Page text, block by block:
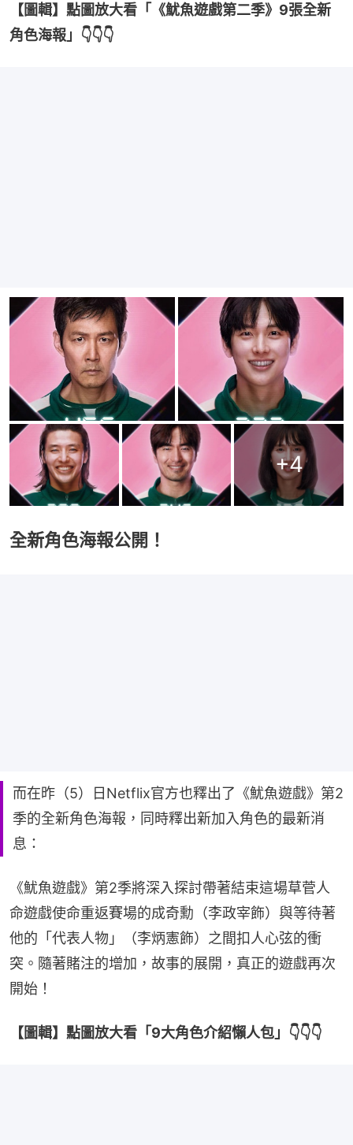
【圖輯】點圖放大看「《魷魚遊戲第二季》9張全新
角色海報」👇👇👇
+4
全新角色海報公開！
而在昨（5）日Netflix官方也釋出了《魷魚遊戲》第2
季的全新角色海報，同時釋出新加入角色的最新消
息：
《魷魚遊戲》第2季將深入探討帶著結束這場草菅人
命遊戲使命重返賽場的成奇勳（李政宰飾）與等待著
他的「代表人物」（李炳憲飾）之間扣人心弦的衝
突。隨著賭注的增加，故事的展開，真正的遊戲再次
開始！
【圖輯】點圖放大看「9大角色介紹懶人包」👇👇👇